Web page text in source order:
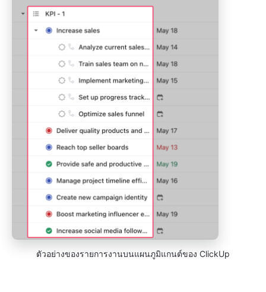
ตัวอย่างของรายการงานบนแผนภูมิแกนต์ของ ClickUp